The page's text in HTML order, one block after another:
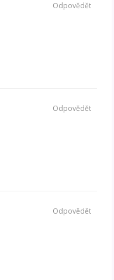
Odpovědět
Odpovědět
Odpovědět